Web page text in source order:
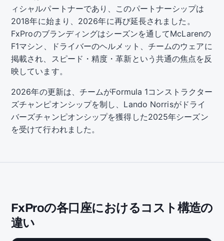
ィシャルパートナーであり、このパートナーシップは
2018年に始まり、2026年に再び延長されました。
FxProのブランディングはシーズンを通してMcLarenの
F1マシン、ドライバーのヘルメット、チームのウェアに
掲載され、スピード・精度・革新という共通の焦点を反
映しています。
2026年の更新は、チームがFormula 1コンストラクター
ズチャンピオンシップを制し、Lando Norrisがドライ
バーズチャンピオンシップを獲得した2025年シーズン
を受けて行われました。
FxProの各口座におけるコスト構造の
違い